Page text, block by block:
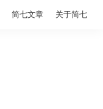
简七文章 关于简七